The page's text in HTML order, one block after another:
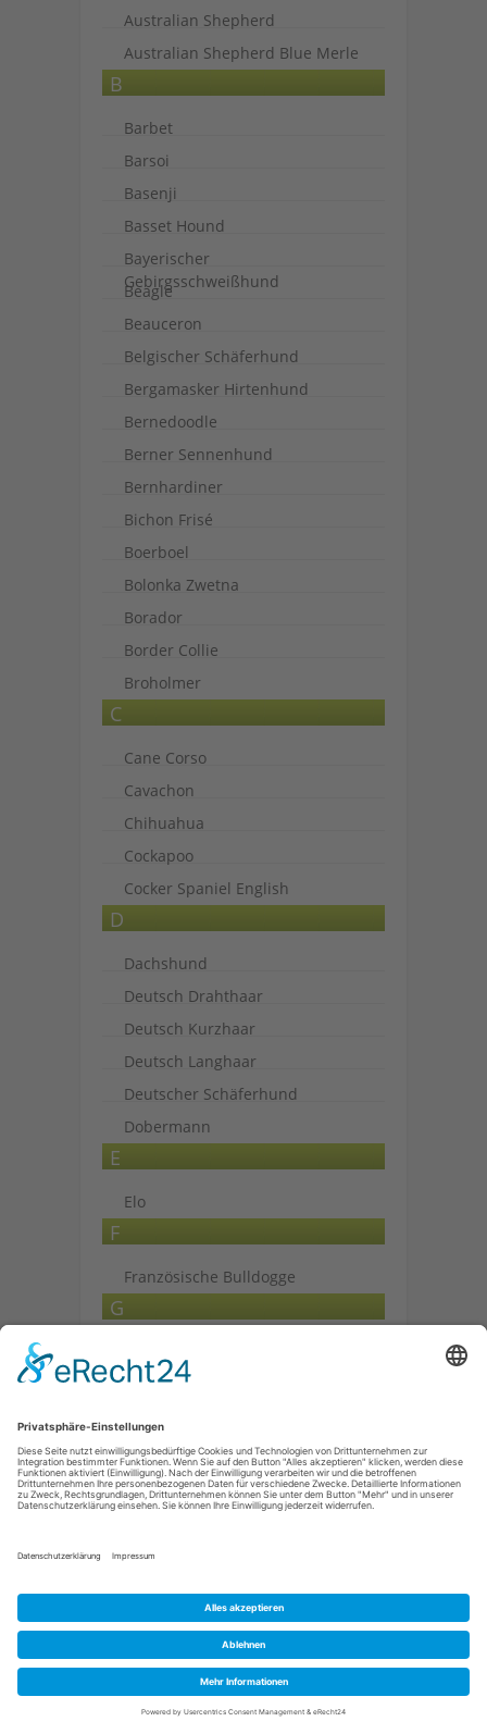
Australian Shepherd
Australian Shepherd Blue Merle
B
Barbet
Barsoi
Basenji
Basset Hound
Bayerischer
Gebirgsschweißhund
Beagle
Beauceron
Belgischer Schäferhund
Bergamasker Hirtenhund
Bernedoodle
Berner Sennenhund
Bernhardiner
Bichon Frisé
Boerboel
Bolonka Zwetna
Borador
Border Collie
Broholmer
C
Cane Corso
Cavachon
Chihuahua
Cockapoo
Cocker Spaniel English
D
Dachshund
Deutsch Drahthaar
Deutsch Kurzhaar
Deutsch Langhaar
Deutscher Schäferhund
Dobermann
E
Elo
F
Französische Bulldogge
G
Gordon Setter
Havaneser
I
J
Jack Russell Terrier
Kishu